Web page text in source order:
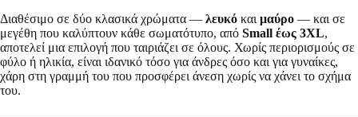
Διαθέσιμο σε δύο κλασικά χρώματα — λευκό και μαύρο — και σε
μεγέθη που καλύπτουν κάθε σωματότυπο, από Small έως 3XL,
αποτελεί μια επιλογή που ταιριάζει σε όλους. Χωρίς περιορισμούς σε
φύλο ή ηλικία, είναι ιδανικό τόσο για άνδρες όσο και για γυναίκες,
χάρη στη γραμμή του που προσφέρει άνεση χωρίς να χάνει το σχήμα
του.